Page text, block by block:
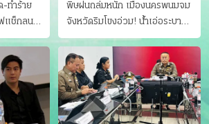
-ทําร้าย
แช็กลน
พิษฝนถล่มหนัก เมืองนครพนมจม
จังหวัดริมโขงอ่วม! นํ้าเอ่อระบาย
ไม่ทัน แม่ปิงทะลักล้น